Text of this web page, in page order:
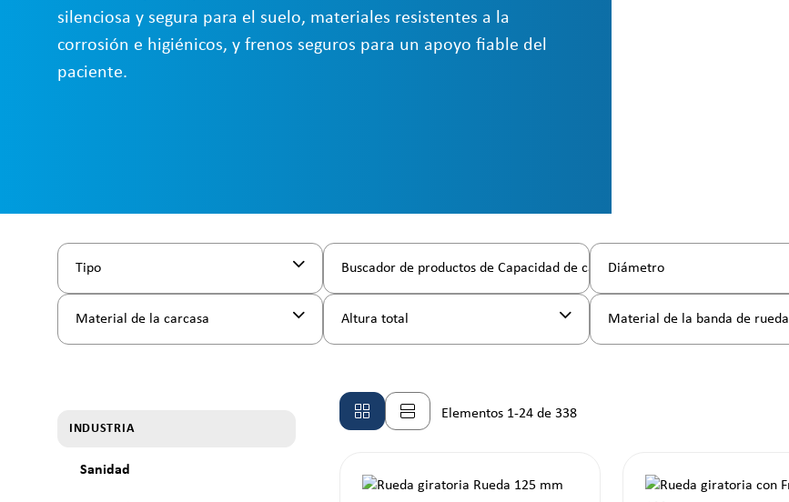
silenciosa y segura para el suelo, materiales resistentes a la
corrosión e higiénicos, y frenos seguros para un apoyo fiable del
paciente.
Tipo Buscador de productos de Capacidad de cargaDiámetro
Material de la carcasa Altura total Material de la banda de rueda
INDUSTRIA
Sanidad
Elementos 1-24 de 338